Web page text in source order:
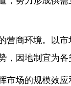
商环境。以市
，因地制宜为
场的规模效应